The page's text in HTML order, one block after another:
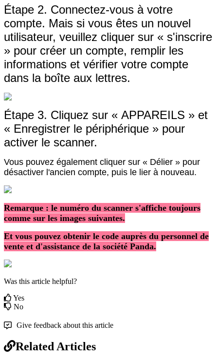
Étape 2. Connectez-vous à votre
compte. Mais si vous êtes un nouvel
utilisateur, veuillez cliquer sur « s'inscrire
» pour créer un compte, remplir les
informations et vérifier votre compte
dans la boîte aux lettres.
Étape 3. Cliquez sur « APPAREILS » et
« Enregistrer le périphérique » pour
activer le scanner.
Vous pouvez également cliquer sur « Délier » pour
désactiver l'ancien compte, puis le lier à nouveau.
Remarque : le numéro du scanner s'affiche toujours
comme sur les images suivantes.
Et vous pouvez obtenir le code auprès du personnel de
vente et d'assistance de la société Panda.
Was this article helpful?
Yes
No
Give feedback about this article
Related Articles